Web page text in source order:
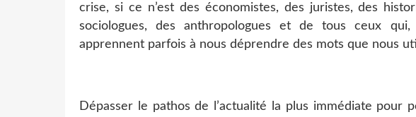
crise, si ce n’est des économistes, des juristes, des
sociologues, des anthropologues et de tous ceux
apprennent parfois à nous déprendre des mots que nous
Dépasser le pathos de l’actualité la plus immédiate